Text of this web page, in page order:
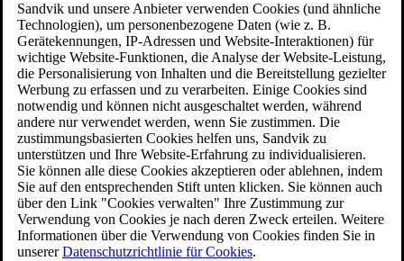
Sandvik und unsere Anbieter verwenden Cookies (und ähnliche
Technologien), um personenbezogene Daten (wie z. B.
Gerätekennungen, IP-Adressen und Website-Interaktionen) für
wichtige Website-Funktionen, die Analyse der Website-Leistung,
die Personalisierung von Inhalten und die Bereitstellung gezielter
Werbung zu erfassen und zu verarbeiten. Einige Cookies sind
notwendig und können nicht ausgeschaltet werden, während
andere nur verwendet werden, wenn Sie zustimmen. Die
zustimmungsbasierten Cookies helfen uns, Sandvik zu
unterstützen und Ihre Website-Erfahrung zu individualisieren.
Sie können alle diese Cookies akzeptieren oder ablehnen, indem
Sie auf den entsprechenden Stift unten klicken. Sie können auch
über den Link "Cookies verwalten" Ihre Zustimmung zur
Verwendung von Cookies je nach deren Zweck erteilen. Weitere
Informationen über die Verwendung von Cookies finden Sie in
unsererDatenschutzrichtlinie für Cookies.